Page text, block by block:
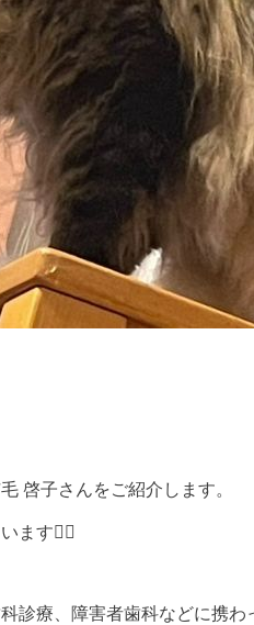
啓子さんをご紹介します。
ます🙋‍♀️
診療、障害者歯科などに携わ